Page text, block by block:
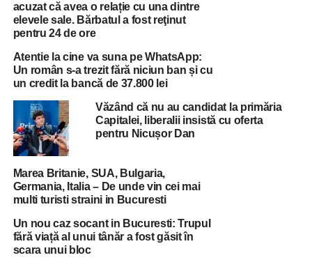
Deocamdată, nimeni nu poate răspunde la întrebarea
legată de motivele care l-au împins la acest gest fatal.
ADVERTISEMENT
Luni seară, profesorul Șonea nu s-a mai dus acasă și este
foarte posibil ca gestul la care a recurs să se fi consumat
înainte de miezul nopții.
Nu există deocamdată informații cu privire la eventuale
probleme de sănătate ale profesorului.
RELATED TOPICS: ALEXANDRU ȘONEA
PROFESOR
STIREA ZILEI
acuzat că avea o relație cu una dintre
elevele sale. Bărbatul a fost reţinut
pentru 24 de ore
Atentie la cine va suna pe WhatsApp:
Un român s-a trezit fără niciun ban și cu
un credit la bancă de 37.800 lei
Văzând că nu au candidat la primăria
Capitalei, liberalii insistă cu oferta
pentru Nicușor Dan
Marea Britanie, SUA, Bulgaria,
Germania, Italia – De unde vin cei mai
multi turisti straini in Bucuresti
Un nou caz socant in Bucuresti: Trupul
fără viață al unui tânăr a fost găsit în
scara unui bloc